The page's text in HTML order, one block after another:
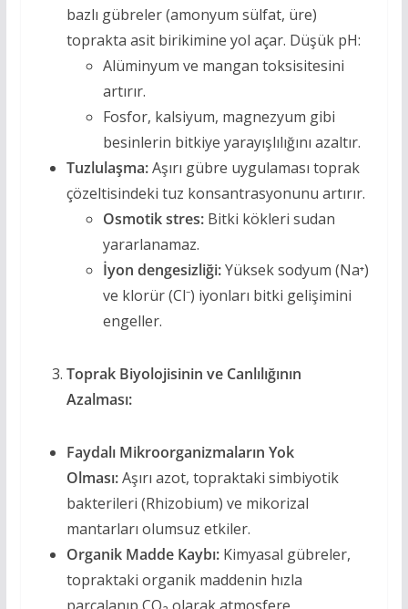
bazlı gübreler (amonyum sülfat, üre)
toprakta asit birikimine yol açar. Düşük pH:
Alüminyum ve mangan toksisitesini
artırır.
Fosfor, kalsiyum, magnezyum gibi
besinlerin bitkiye yarayışlılığını azaltır.
Tuzlulaşma:Aşırı gübre uygulaması toprak
çözeltisindeki tuz konsantrasyonunu artırır.
Osmotik stres:Bitki kökleri sudan
yararlanamaz.
İyon dengesizliği:Yüksek sodyum (Na⁺)
ve klorür (Cl⁻) iyonları bitki gelişimini
engeller.
Toprak Biyolojisinin ve Canlılığının
Azalması:
Faydalı Mikroorganizmaların Yok
Olması:Aşırı azot, topraktaki simbiyotik
bakterileri (Rhizobium) ve mikorizal
mantarları olumsuz etkiler.
Organik Madde Kaybı:Kimyasal gübreler,
topraktaki organik maddenin hızla